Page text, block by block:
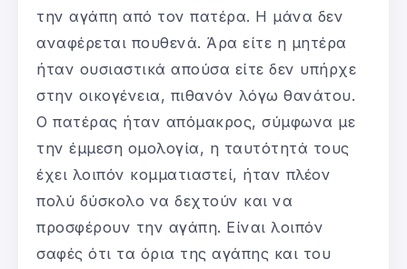
την αγάπη από τον πατέρα. Η μάνα δεν
αναφέρεται πουθενά. Άρα είτε η μητέρα
ήταν ουσιαστικά απούσα είτε δεν υπήρχε
στην οικογένεια, πιθανόν λόγω θανάτου.
Ο πατέρας ήταν απόμακρος, σύμφωνα με
την έμμεση ομολογία, η ταυτότητά τους
έχει λοιπόν κομματιαστεί, ήταν πλέον
πολύ δύσκολο να δεχτούν και να
προσφέρουν την αγάπη. Είναι λοιπόν
σαφές ότι τα όρια της αγάπης και του